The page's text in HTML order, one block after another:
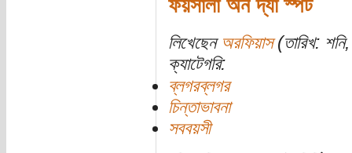
ফয়সালা অন দ্যা স্পট
লিখেছেন অরফিয়াস(তারিখ:
ক্যাটেগরি:
ব্লগরব্লগর
চিন্তাভাবনা
সববয়সী